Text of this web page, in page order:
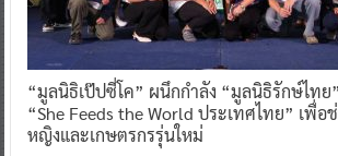
“มูลนิธิเป๊ปซี่โค” ผนึกกำลัง “มูลนิธิรักษ์ไทย
“She Feeds the World ประเทศไทย” เพื่อ
หญิงและเกษตรกรรุ่นใหม่